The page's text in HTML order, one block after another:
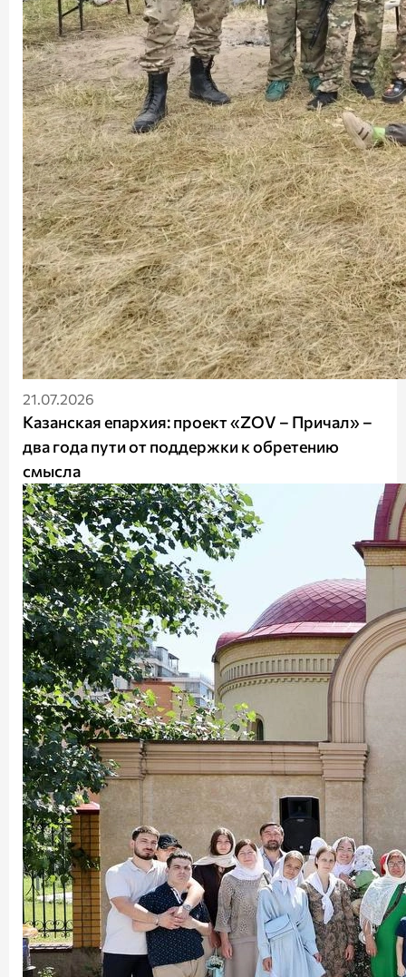
21.07.2026
Казанская епархия: проект «ZOV – Причал» –
два года пути от поддержки к обретению
смысла